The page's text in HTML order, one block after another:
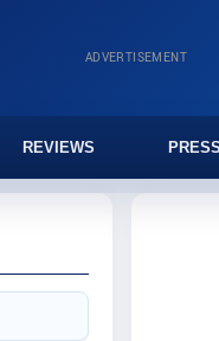
ADVERTISEMENT
REVIEWS PRESS